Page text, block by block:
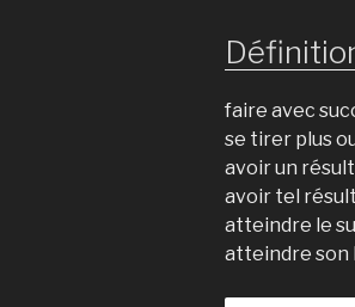
faire avec
se tirer plus
avoir un
avoir tel
atteindre le
atteindre son